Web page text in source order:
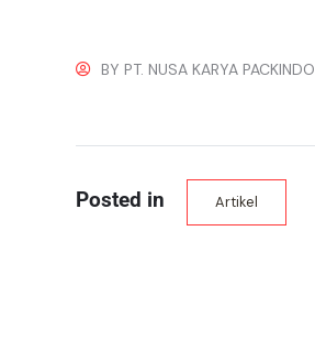
BY PT. NUSA KARYA PACKINDO
Posted in Artikel